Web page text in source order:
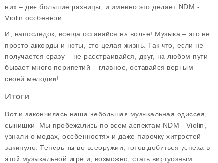
них – две большие разницы, и именно это делает NDM -
Violin особенной.
И, напоследок, всегда оставайся на волне! Музыка – это не
просто аккорды и ноты, это целая жизнь. Так что, если не
получается сразу – не расстраивайся, друг, на любом пути
бывает много перипетий – главное, оставайся верным
своей мелодии!
Итоги
Вот и закончилась наша небольшая музыкальная одиссея,
сынишки! Мы пробежались по всем аспектам NDM - Violin,
узнали о модах, особенностях и даже парочку хитростей
закинуло. Теперь ты во всеоружии, готов добиться успеха в
этой музыкальной игре и, возможно, стать виртуозным